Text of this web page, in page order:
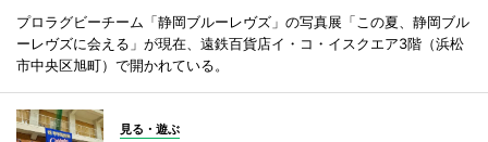
プロラグビーチーム「静岡ブルーレヴズ」の写真展「この夏、静岡ブル
ーレヴズに会える」が現在、遠鉄百貨店イ・コ・イスクエア3階（浜松
市中央区旭町）で開かれている。
見る・遊ぶ